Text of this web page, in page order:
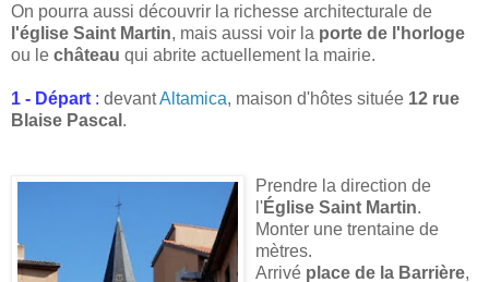
On pourra aussi découvrir la richesse architecturale de
l'église Saint Martin, mais aussi voir la porte de l'horloge
ou le château qui abrite actuellement la mairie.
1 - Départ : devantAltamica, maison d'hôtes située 12 rue
Blaise Pascal .
Prendre la direction de
l'Église Saint Martin.
Monter une trentaine de
mètres.
Arrivé place de la Barrière,